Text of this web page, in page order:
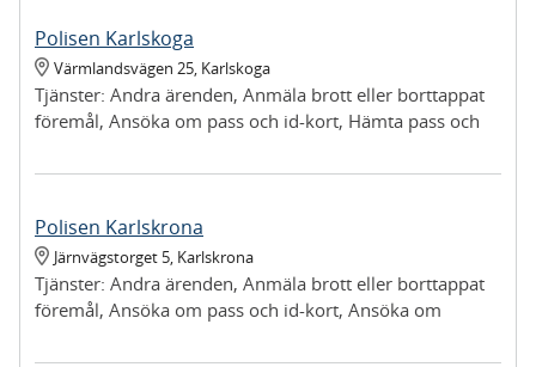
Polisen Karlskoga
Värmlandsvägen 25, Karlskoga
Tjänster: Andra ärenden, Anmäla brott eller borttappat
föremål, Ansöka om pass och id-kort, Hämta pass och
föremål vi tagit i beslag, Lämna in upphittat föremål
Polisen Karlskrona
Järnvägstorget 5, Karlskrona
Tjänster: Andra ärenden, Anmäla brott eller borttappat
föremål, Ansöka om pass och id-kort, Ansöka om
provisorisk registreringsskylt, Hämta ut föremål vi tagit i